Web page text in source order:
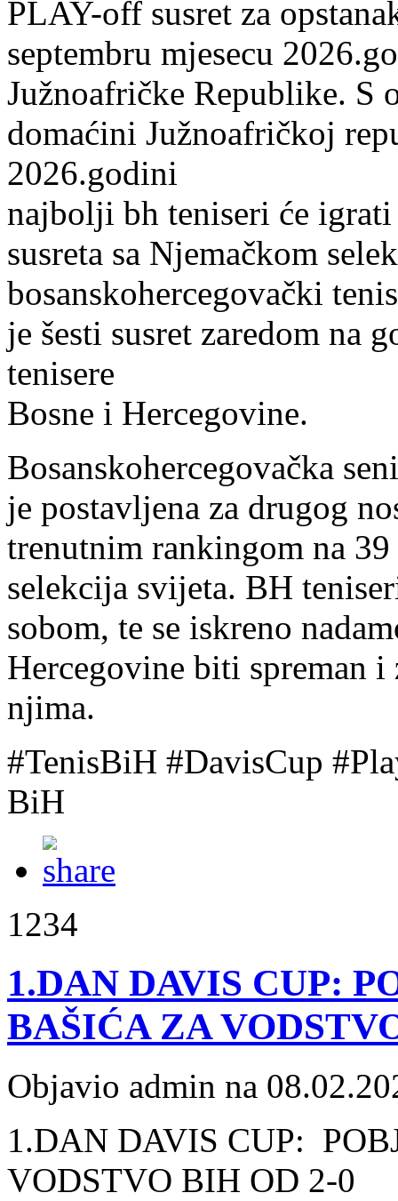
PLAY-off susret za
septembru mjesecu
Južnoafričke Republike. S
domaćini Južnoafričkoj
2026.godini
najbolji bh teniseri će
susreta sa Njemačkom
bosanskohercegovački
je šesti susret zaredom na
tenisere
Bosne i Hercegovine.
Bosanskohercegovačka
je postavljena za drugog
trenutnim rankingom na
selekcija svijeta. BH
sobom, te se iskreno
Hercegovine biti spreman
njima.
#TenisBiH #DavisCup
BiH
1234
1.DAN DAVIS CUP:
BAŠIĆA ZA
Objavio admin na
1.DAN DAVIS CUP:
VODSTVO BIH OD 2-0